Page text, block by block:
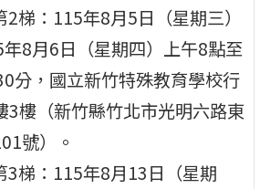
2梯：115年8月5日（星期三）
8月6日（星期四）上午8點至
分，國立新竹特殊教育學校行
3樓（新竹縣竹北市光明六路東
號）。
3梯：115年8月13日（星期